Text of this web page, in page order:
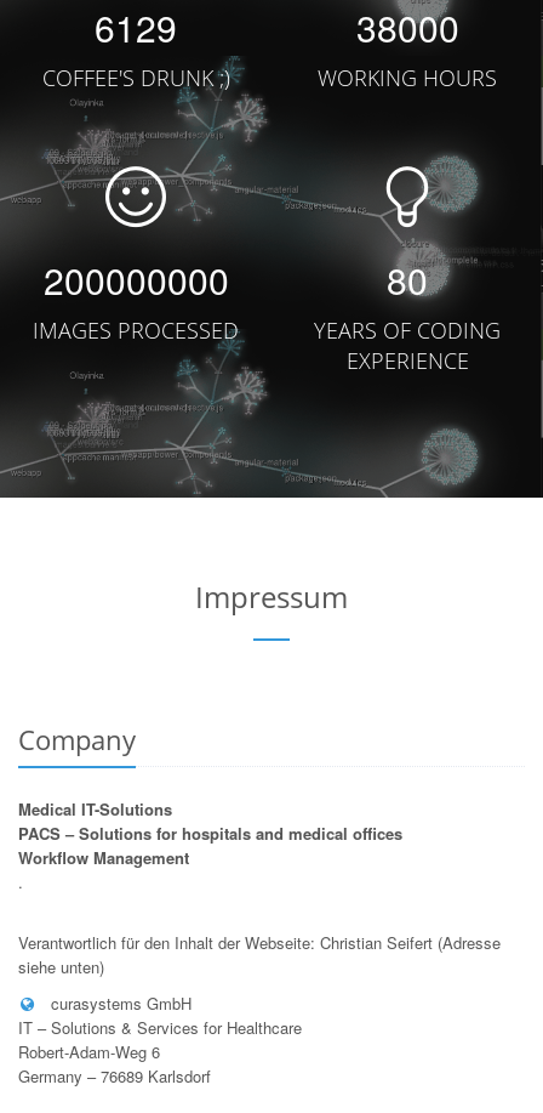
6129
COFFEE'S DRUNK ;)
38000
WORKING HOURS
200000000
IMAGES PROCESSED
80
YEARS OF CODING
EXPERIENCE
Impressum
Company
Medical IT-Solutions
PACS – Solutions for hospitals and medical offices
Workflow Management
.
Verantwortlich für den Inhalt der Webseite: Christian Seifert (Adresse
siehe unten)
curasystems GmbH
IT – Solutions & Services for Healthcare
Robert-Adam-Weg 6
Germany – 76689 Karlsdorf